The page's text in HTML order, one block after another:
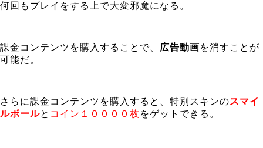
何回もプレイをする上で大変邪魔になる。
課金コンテンツを購入することで、 広告動画を消すことが
可能だ。
さらに課金コンテンツを購入すると、特別スキンのスマイ
ルボールと コイン１００００枚 をゲットできる。